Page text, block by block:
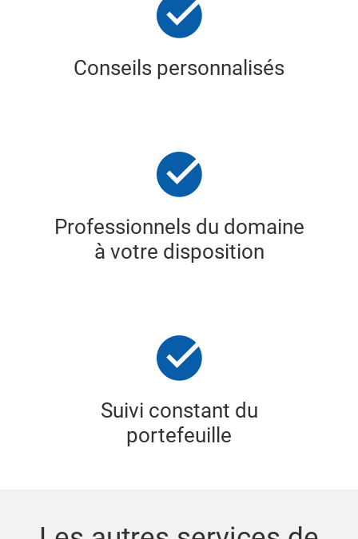
Conseils personnalisés
Professionnels du domaine
à votre disposition
Suivi constant du
portefeuille